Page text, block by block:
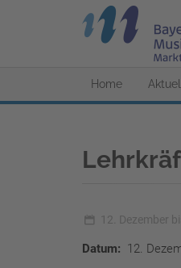
Home
12. Dezember
Datum: 12.